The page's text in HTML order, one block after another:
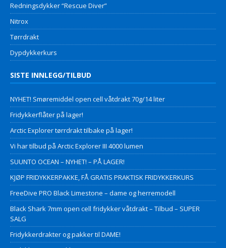
Redningsdykker “Rescue Diver”
Nitrox
Tørrdrakt
Dypdykkerkurs
SISTE INNLEGG/TILBUD
NYHET! Smøremiddel open cell våtdrakt 70g/14 liter
Fridykkerflåter på lager!
Arctic Explorer tørrdrakt tilbake på lager!
Vi har tilbud på Arctic Explorer III 4000 lumen
SUUNTO OCEAN – NYHET! – PÅ LAGER!
KJØP FRIDYKKERPAKKE, FÅ GRATIS PRAKTISK FRIDYKKERKURS
FreeDive PRO Black Limestone – dame og herremodell
Black Shark 7mm open cell fridykker våtdrakt – Tilbud – SUPER
SALG
Fridykkerdrakter og pakker til DAME!